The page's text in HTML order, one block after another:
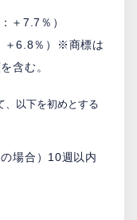
＋7.7％）
＋6.8％）※商標は
含む。
、以下を初めとする
場合）10週以内